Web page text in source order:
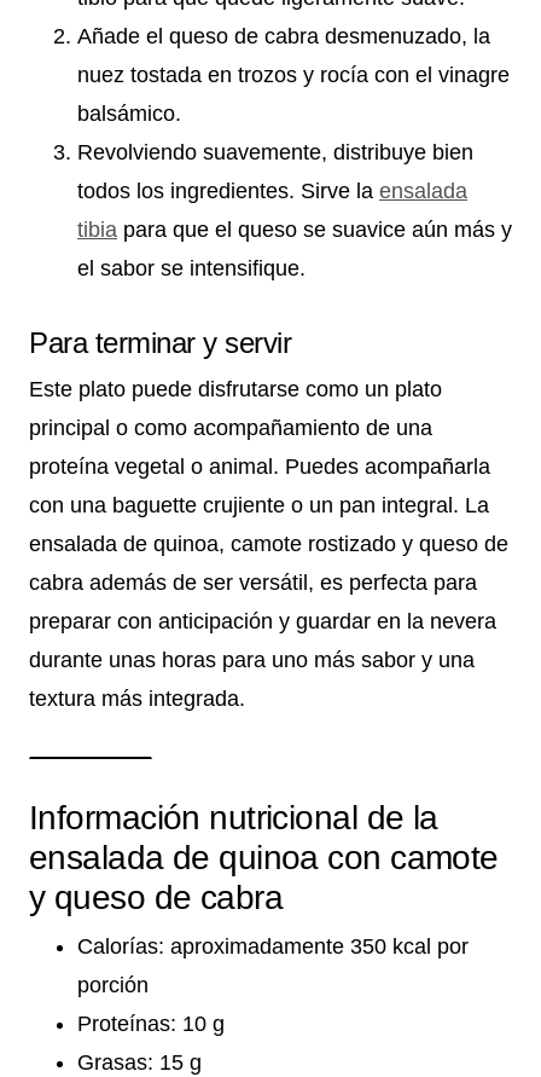
Añade el queso de cabra desmenuzado, la
nuez tostada en trozos y rocía con el vinagre
balsámico.
Revolviendo suavemente, distribuye bien
todos los ingredientes. Sirve la ensalada
tibia para que el queso se suavice aún más y
el sabor se intensifique.
Para terminar y servir
Este plato puede disfrutarse como un plato
principal o como acompañamiento de una
proteína vegetal o animal. Puedes acompañarla
con una baguette crujiente o un pan integral. La
ensalada de quinoa, camote rostizado y queso de
cabra además de ser versátil, es perfecta para
preparar con anticipación y guardar en la nevera
durante unas horas para uno más sabor y una
textura más integrada.
Información nutricional de la
ensalada de quinoa con camote
y queso de cabra
Calorías: aproximadamente 350 kcal por
porción
Proteínas: 10 g
Grasas: 15 g